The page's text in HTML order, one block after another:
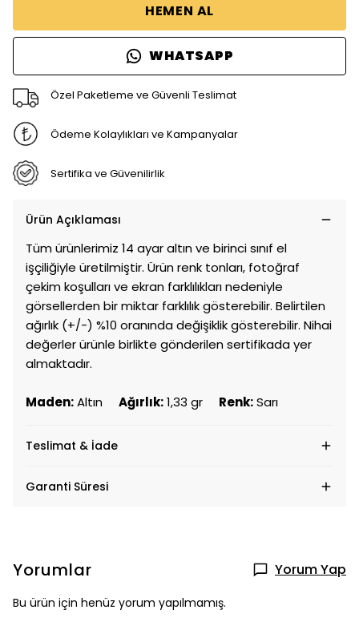
HEMEN AL
WHATSAPP
Özel Paketleme ve Güvenli Teslimat
Ödeme Kolaylıkları ve Kampanyalar
Sertifika ve Güvenilirlik
Ürün Açıklaması
Tüm ürünlerimiz 14 ayar altın ve birinci sınıf el
işçiliğiyle üretilmiştir. Ürün renk tonları, fotoğraf
çekim koşulları ve ekran farklılıkları nedeniyle
görsellerden bir miktar farklılık gösterebilir. Belirtilen
ağırlık (+/-) %10 oranında değişiklik gösterebilir. Nihai
değerler ürünle birlikte gönderilen sertifikada yer
almaktadır.
Maden:Altın Ağırlık: 1,33 gr Renk:Sarı
Teslimat & İade
Garanti Süresi
Yorumlar Yorum Yap
Bu ürün için henüz yorum yapılmamış.